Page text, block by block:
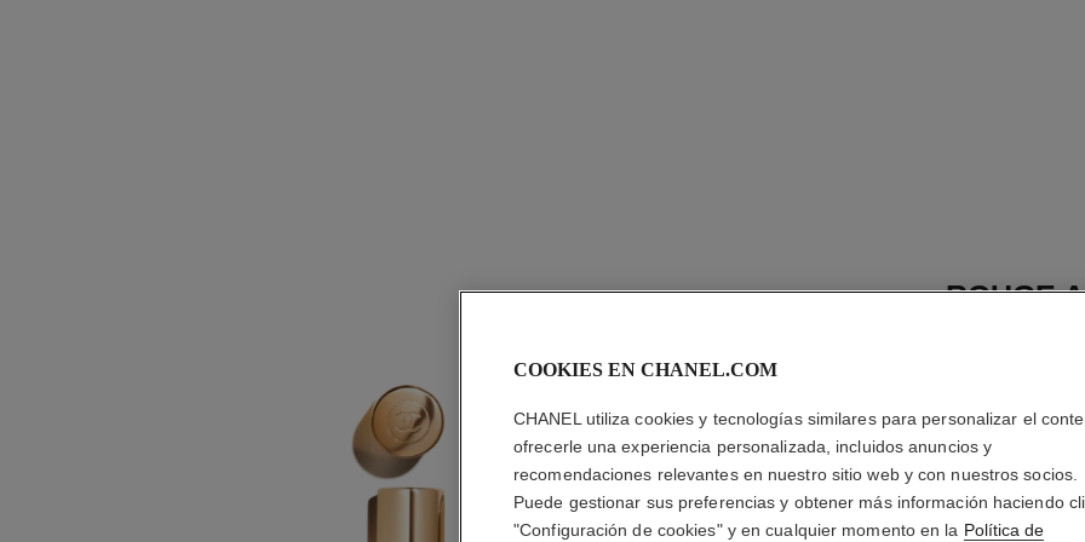
ROUGE
La Barra de
Luz Y
Más información
Ref. 162812
S/ 179*
COOKIES EN CHANEL.COM
CHANEL utiliza cookies y tecnologías similares para personalizar el
ofrecerle una experiencia personalizada, incluidos anuncios y
recomendaciones relevantes en nuestro sitio web y con nuestros socios.
Puede gestionar sus preferencias y obtener más información haciendo
"Configuración de cookies" y en cualquier momento en la Política de